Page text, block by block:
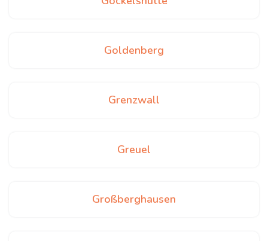
Goldenberg
Grenzwall
Greuel
Großberghausen